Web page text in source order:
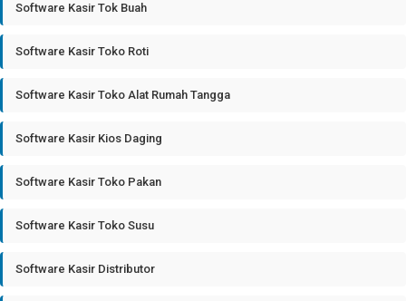
Software Kasir Tok Buah
Software Kasir Toko Roti
Software Kasir Toko Alat Rumah Tangga
Software Kasir Kios Daging
Software Kasir Toko Pakan
Software Kasir Toko Susu
Software Kasir Distributor